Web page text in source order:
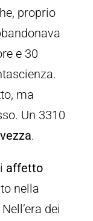
proprio
e 30
ma
Un 3310
.
affetto
nella
dei